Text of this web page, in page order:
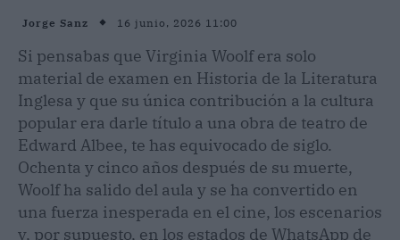
Jorge Sanz 16 junio, 2026 11:00
Si pensabas que Virginia Woolf era solo
material de examen en Historia de la Literatura
Inglesa y que su única contribución a la cultura
popular era darle título a una obra de teatro de
Edward Albee, te has equivocado de siglo.
Ochenta y cinco años después de su muerte,
Woolf ha salido del aula y se ha convertido en
una fuerza inesperada en el cine, los escenarios
y, por supuesto, en los estados de WhatsApp de